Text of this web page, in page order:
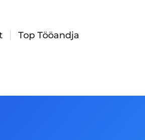
Top Tööandja